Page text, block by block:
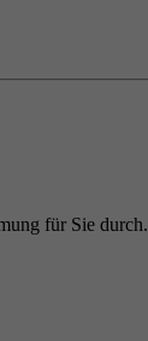
für Sie durch.